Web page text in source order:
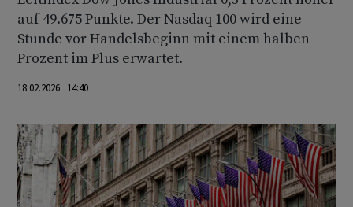
auf 49.675 Punkte. Der Nasdaq 100 wird eine
Stunde vor Handelsbeginn mit einem halben
Prozent im Plus erwartet.
18.02.2026 14:40